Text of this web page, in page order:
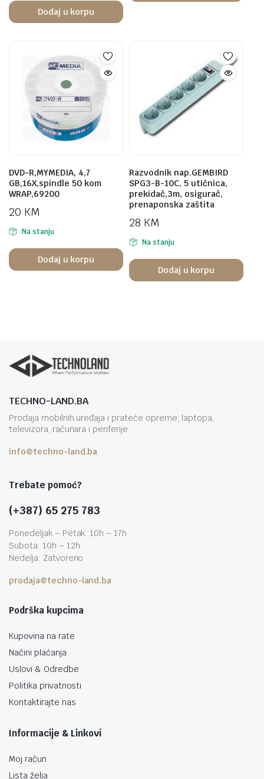
Dodaj u korpu
DVD-R,MYMEDIA, 4,7
GB,16X,spindle 50 kom
WRAP,69200
20 KM
Na stanju
Dodaj u korpu
Razvodnik nap.GEMBIRD
SPG3-B-10C, 5 utičnica,
prekidač,3m, osigurač,
prenaponska zaštita
28 KM
Na stanju
Dodaj u korpu
TECHNO-LAND.BA
Prodaja mobilnih uređaja i prateće opreme, laptopa,
televizora, računara i periferije.
info@techno-land.ba
Trebate pomoć?
(+387) 65 275 783
Ponedeljak – Petak: 10h – 17h
Subota: 10h – 12h
Nedelja: Zatvoreno
prodaja@techno-land.ba
Podrška kupcima
Kupovina na rate
Načini plaćanja
Uslovi & Odredbe
Politika privatnosti
Kontaktirajte nas
Informacije & Linkovi
Moj račun
Lista želja